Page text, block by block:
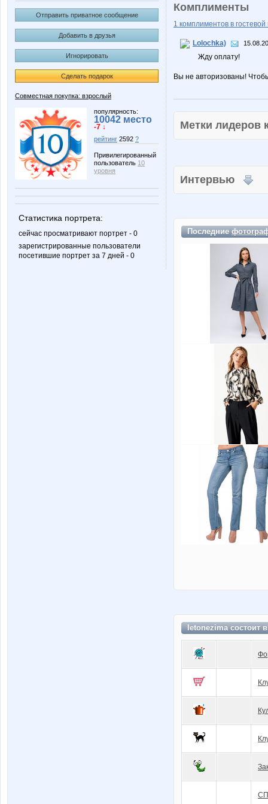
Отправить приватное сообщение
Добавить в друзья
Игнорировать
Сделать подарок
Совместная покупка: взрослый
популярность:
10042 место
-7 ↓
рейтинг 2592 ?
Привилегированный
пользователь 10
уровня
Статистика портрета:
сейчас просматривают портрет - 0
зарегистрированные пользователи
посетившие портрет за 7 дней - 0
Комплименты
1 комплиментов в гостевой
Lolochka)
Жду оплату!
Вы не авторизованы!
Метки
Интервью
Последние
letonezima состоит